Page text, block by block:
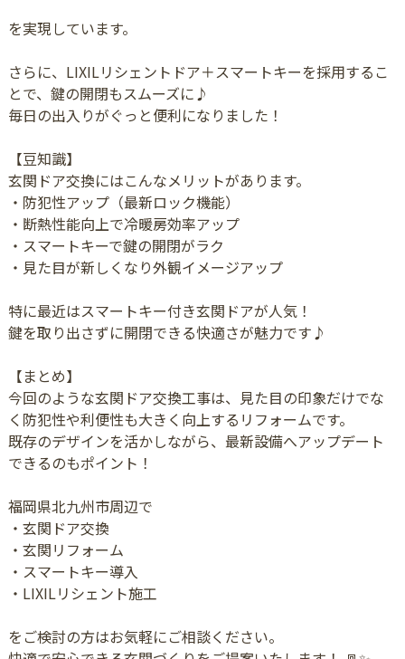
を実現しています。
さらに、LIXILリシェントドア＋スマートキーを採用するこ
とで、鍵の開閉もスムーズに♪
毎日の出入りがぐっと便利になりました！
【豆知識】
玄関ドア交換にはこんなメリットがあります。
・防犯性アップ（最新ロック機能）
・断熱性能向上で冷暖房効率アップ
・スマートキーで鍵の開閉がラク
・見た目が新しくなり外観イメージアップ
特に最近はスマートキー付き玄関ドアが人気！
鍵を取り出さずに開閉できる快適さが魅力です♪
【まとめ】
今回のような玄関ドア交換工事は、見た目の印象だけでな
く防犯性や利便性も大きく向上するリフォームです。
既存のデザインを活かしながら、最新設備へアップデート
できるのもポイント！
福岡県北九州市周辺で
・玄関ドア交換
・玄関リフォーム
・スマートキー導入
・LIXILリシェント施工
をご検討の方はお気軽にご相談ください。